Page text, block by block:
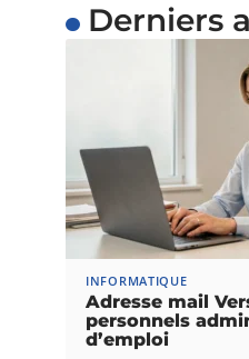
Derniers
INFORMATIQUE
Adresse mail
personnels
d’emploi